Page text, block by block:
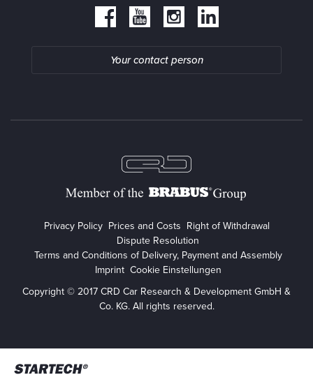
Your contact person
Privacy Policy Prices and Costs Right of Withdrawal
Dispute Resolution
Terms and Conditions of Delivery, Payment and Assembly
Imprint Cookie Einstellungen
Copyright © 2017 CRD Car Research & Development GmbH &
Co. KG. All rights reserved.